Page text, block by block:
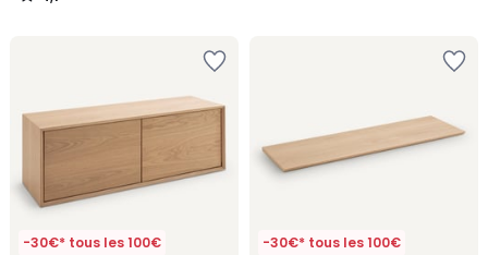
-30€* tous les 100€ -30€* tous les 100€